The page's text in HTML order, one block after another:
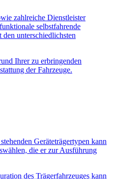
zahlreiche Dienstleister
selbstfahrende
den unterschiedlichsten
Ihrer zu erbringenden
der Fahrzeuge.
Geräteträgertypen kann
die er zur Ausführung
des Trägerfahrzeuges kann